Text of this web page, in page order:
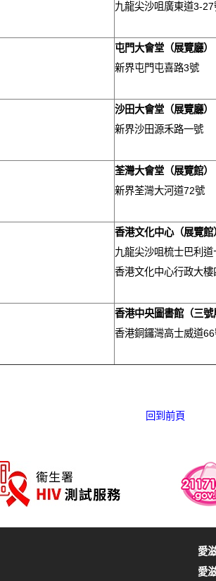
九龍尖沙咀廣東道3-27
屯門大會堂 （展覽廳）
新界屯門屯喜路3號
沙田大會堂 （展覽廳）
新界沙田源禾路一號
荃灣大會堂 （展覽館）
新界荃灣大河道72號
香港文化中心（展覽館
九龍尖沙咀梳士巴利道
香港文化中心行政大樓
香港中央圖書館（三號
香港銅鑼灣高士威道
回到前頁
愛
愛